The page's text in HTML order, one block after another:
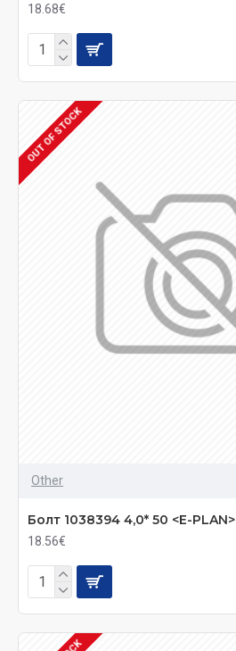
18.68€
OUT OF STOCK
Other
Болт 1038394 4,0* 50 <E-PLAN>
18.56€